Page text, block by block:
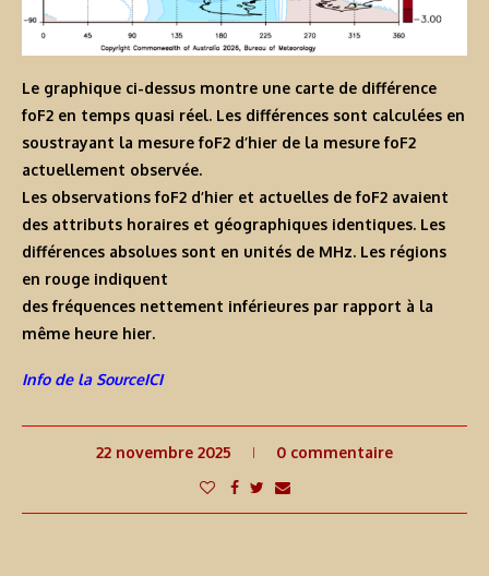
Le graphique ci-dessus montre une carte de différence
foF2 en temps quasi réel. Les différences sont calculées en
soustrayant la mesure foF2 d’hier de la mesure foF2
actuellement observée.
Les observations foF2 d’hier et actuelles de foF2 avaient
des attributs horaires et géographiques identiques. Les
différences absolues sont en unités de MHz. Les régions
en rouge indiquent
des fréquences nettement inférieures par rapport à la
même heure hier.
Info de la SourceICI
22 novembre 2025 0 commentaire